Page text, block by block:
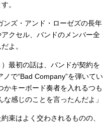
。
ンズ・アンド・ローゼズの長年
クセル、バンドのメンバー全
よ。
最初の話は、バンドが契約を
で“Bad Company”を弾いてい
かキーボード奏者を入れるつも
感じのことを言ったんだよ」
束はよく交わされるものの、